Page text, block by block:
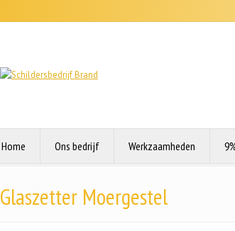
Home Ons bedrijf Werkzaamheden
Glaszetter Moergestel